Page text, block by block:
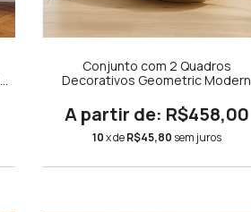
Conjunto com 2 Quadros
Decorativos Geometric Modern
R$458,00
10x deR$45,80 sem juros